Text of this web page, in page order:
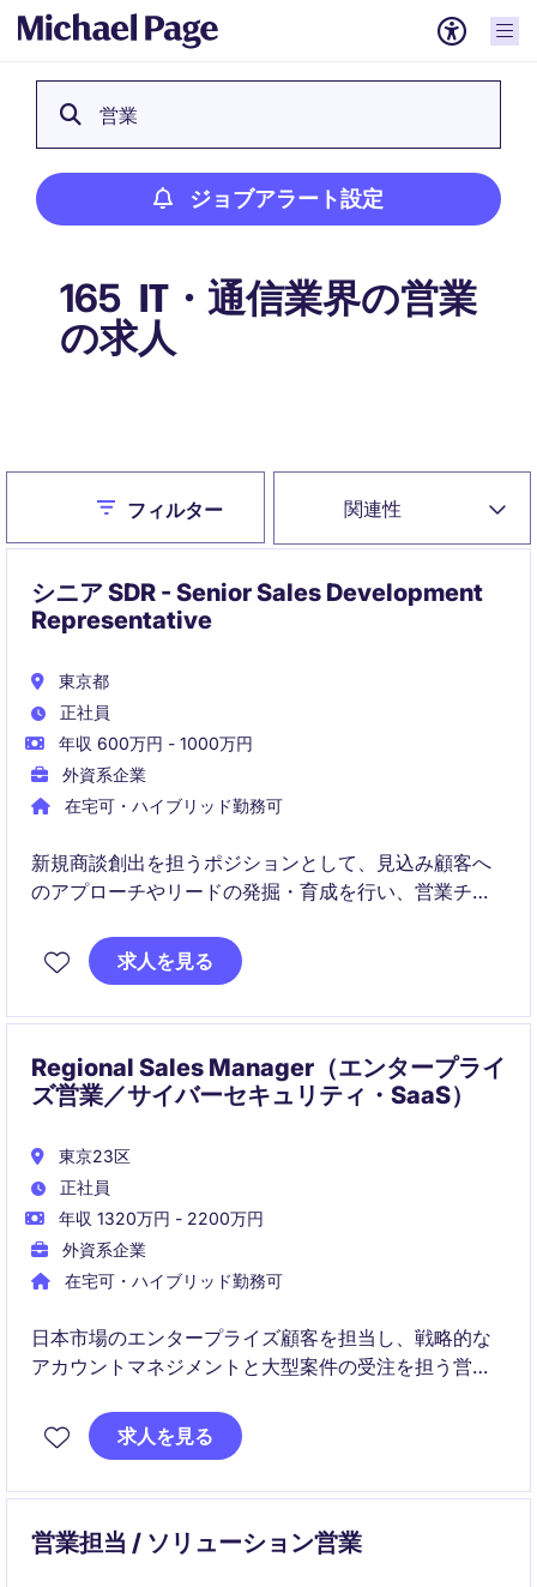
営業
ジョブアラート設定
165 IT・通信業界の営業
の求人
関連性
Closeフィルター
シニア SDR - Senior Sales Development
Representative
東京都
正社員
年収 600万円 - 1000万円
外資系企業
在宅可・ハイブリッド勤務可
新規商談創出を担うポジションとして、見込み顧客へ
のアプローチやリードの発掘・育成を行い、営業チー
求人を見る
Regional Sales Manager（エンタープライ
ズ営業／サイバーセキュリティ・SaaS）
東京23区
正社員
年収 1320万円 - 2200万円
外資系企業
在宅可・ハイブリッド勤務可
日本市場のエンタープライズ顧客を担当し、戦略的な
アカウントマネジメントと大型案件の受注を担う営業
求人を見る
営業担当 / ソリューション営業